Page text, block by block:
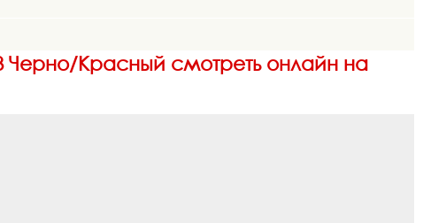
Черно/Красный смотреть онлайн на